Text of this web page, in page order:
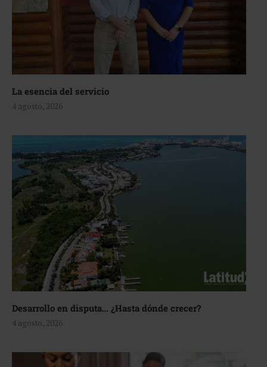
La esencia del servicio
4 agosto, 2026
Desarrollo en disputa… ¿Hasta dónde crecer?
4 agosto, 2026